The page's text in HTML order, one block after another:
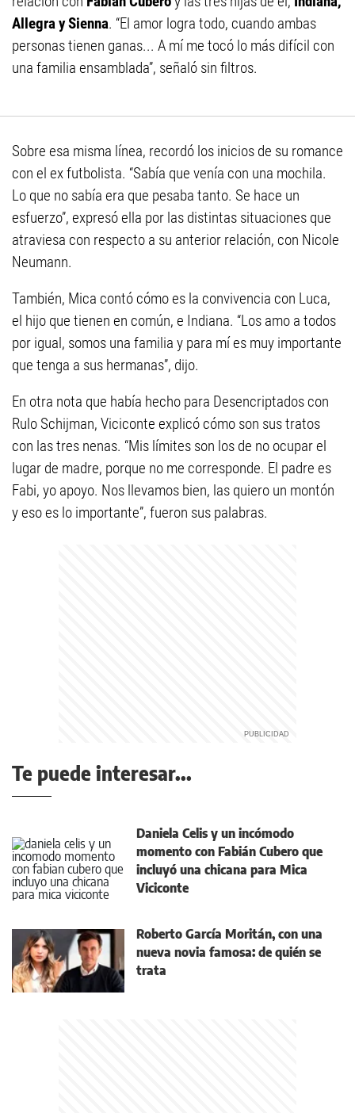
Allegra y Sienna. “El amor logra todo, cuando ambas
personas tienen ganas... A mí me tocó lo más difícil con
una familia ensamblada”, señaló sin filtros.
Sobre esa misma línea, recordó los inicios de su romance
con el ex futbolista. “Sabía que venía con una mochila.
Lo que no sabía era que pesaba tanto. Se hace un
esfuerzo”, expresó ella por las distintas situaciones que
atraviesa con respecto a su anterior relación, con Nicole
Neumann.
También, Mica contó cómo es la convivencia con Luca,
el hijo que tienen en común, e Indiana. “Los amo a todos
por igual, somos una familia y para mí es muy importante
que tenga a sus hermanas”, dijo.
En otra nota que había hecho para Desencriptados con
Rulo Schijman, Viciconte explicó cómo son sus tratos
con las tres nenas. “Mis límites son los de no ocupar el
lugar de madre, porque no me corresponde. El padre es
Fabi, yo apoyo. Nos llevamos bien, las quiero un montón
y eso es lo importante”, fueron sus palabras.
Te puede interesar...
Daniela Celis y un incómodo
momento con Fabián Cubero que
incluyó una chicana para Mica
Viciconte
Roberto García Moritán, con una
nueva novia famosa: de quién se
trata